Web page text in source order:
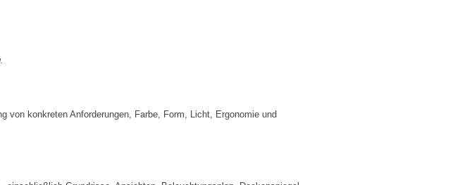
von konkreten Anforderungen, Farbe, Form, Licht, Ergonomie und